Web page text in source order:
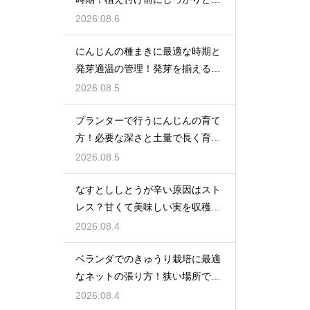
備をする
2026.08.6
にんじんの種まきに最適な時期と
発芽適温の管理！発芽を揃えるコ
ツ
2026.08.5
プランターで行うにんじんの育て
方！必要な深さと土量で長く育て
る
2026.08.5
なすとししとうが辛い原因はスト
レス？甘くて美味しい実を収穫す
る
2026.08.4
ベランダでのきゅうり栽培に最適
なネットの張り方！狭い場所でも
大収穫
2026.08.4